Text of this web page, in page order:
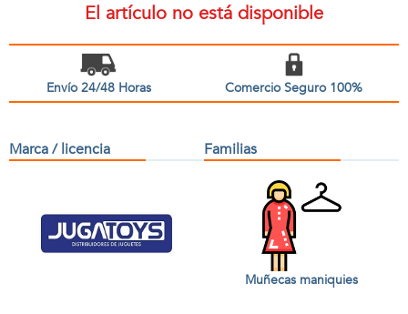
El artículo no está disponible
Envío 24/48 Horas Comercio Seguro 100%
Marca / licencia Familias
Muñecas maniquies